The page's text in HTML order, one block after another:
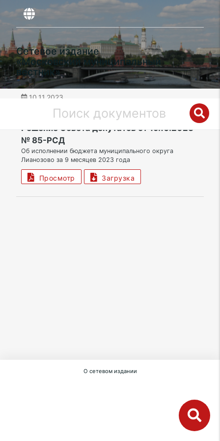
Сетевое издание
«Московский муниципальный
вестник»
10.11.2023
СВАО | Муниципальный округ Лианозово
Решение Совета депутатов от 19.10.2023
№ 85-РСД
Об исполнении бюджета муниципального округа
Лианозово за 9 месяцев 2023 года
Просмотр Загрузка
О сетевом издании